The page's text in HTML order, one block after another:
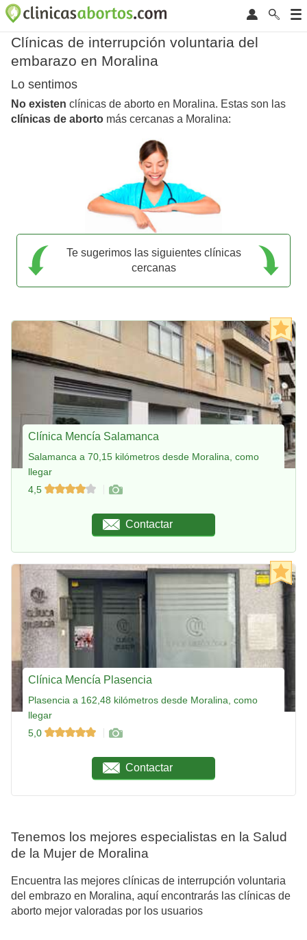
Clínicas de interrupción voluntaria del
embarazo en Moralina
Lo sentimos
No existen clínicas de aborto en Moralina. Estas son las
clínicas de aborto más cercanas a Moralina:
Te sugerimos las siguientes clínicas
cercanas
Clínica Mencía Salamanca
Salamanca a 70,15 kilómetros desde Moralina, como
llegar
4,5
Contactar
Clínica Mencía Plasencia
Plasencia a 162,48 kilómetros desde Moralina, como
llegar
5,0
Contactar
Tenemos los mejores especialistas en la Salud
de la Mujer de Moralina
Encuentra las mejores clínicas de interrupción voluntaria
del embrazo en Moralina, aquí encontrarás las clínicas de
aborto mejor valoradas por los usuarios